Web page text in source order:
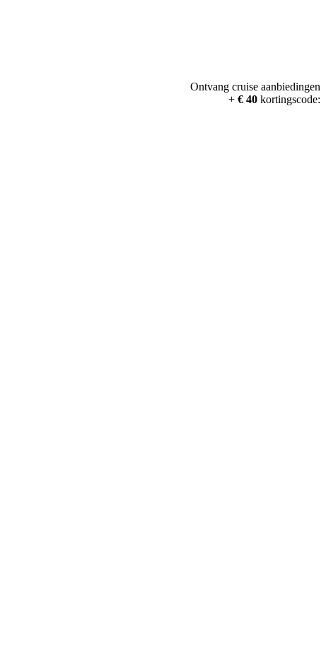
Ontvang cruise aanbiedingen
+ € 40 kortingscode: